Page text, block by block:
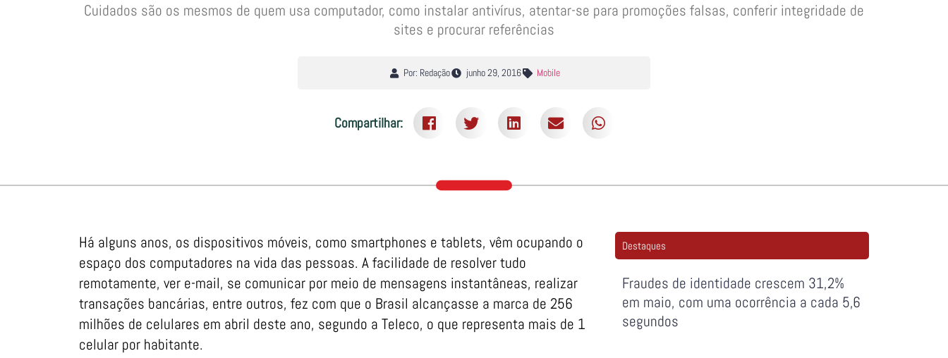
Cuidados são os mesmos de quem usa computador, como instalar antivírus, atentar-se para promoções falsas, conferir integridade de
sites e procurar referências
Por: Redação junho 29, 2016 Mobile
Compartilhar:
Há alguns anos, os dispositivos móveis, como smartphones e tablets, vêm ocupando o
espaço dos computadores na vida das pessoas. A facilidade de resolver tudo
remotamente, ver e-mail, se comunicar por meio de mensagens instantâneas, realizar
transações bancárias, entre outros, fez com que o Brasil alcançasse a marca de 256
milhões de celulares em abril deste ano, segundo a Teleco, o que representa mais de 1
celular por habitante.
Destaques
Fraudes de identidade crescem 31,2%
em maio, com uma ocorrência a cada 5,6
segundos